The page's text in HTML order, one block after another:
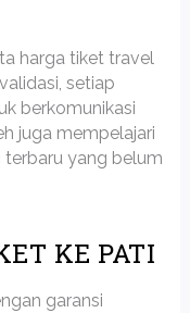
harga tiket travel
setiap
berkomunikasi
juga mempelajari
terbaru yang belum
KE PATI
garansi